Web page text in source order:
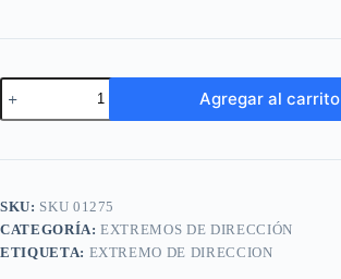
22523AP
Extremo
de
HONDA
HONDA
y
equivalentes
Agregar al carrito
r
n
a
SKU: SKU 01275
CATEGORÍA:EXTREMOS DE DIRECCIÓN
ETIQUETA: EXTREMO DE DIRECCION